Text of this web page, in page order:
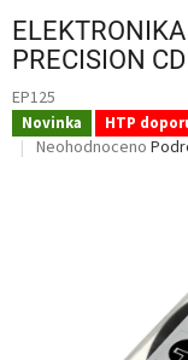
PRECISION
EP125
Novinka HTP
Průměrné
Neohodnoceno